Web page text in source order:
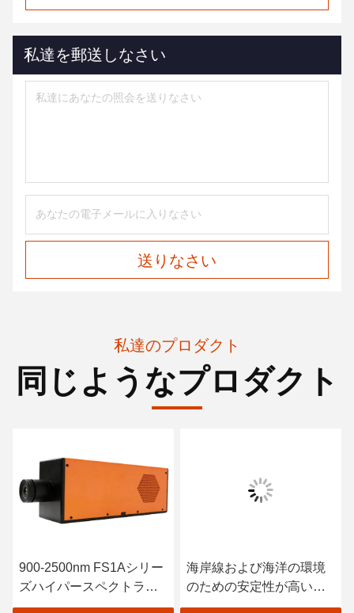
私達を郵送しなさい
送りなさい
私達のプロダクト
同じようなプロダクト
900-2500nm FS1Aシリー
ズハイパースペクトラル
カメララインスキャン
海岸線および海洋の環境
のための安定性が高い
Hyperspectralイメージ投